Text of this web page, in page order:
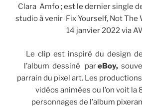
Clara Amfo ; est le dernier single
studio à venir Fix Yourself, Not The
14 janvier 2022 via
Le clip est inspiré du design
l’album dessiné pareBoy,
parrain du pixel art. Les
vidéos animées ou l’on voit la
personnages de l’album